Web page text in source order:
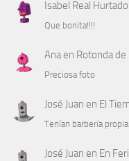
Isabel Real Hurtado
Que bonita!!!!
Anaen Rotonda de
Preciosa foto
José Juan en El
Tenían barbería propia
José Juan en En